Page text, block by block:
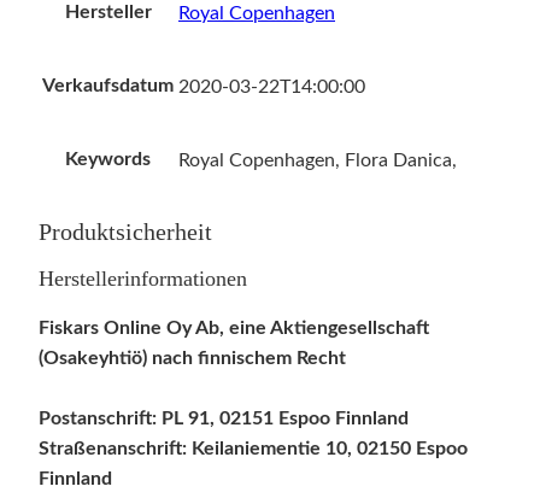
Hersteller Royal Copenhagen
Verkaufsdatum 2020-03-22T14:00:00
Keywords Royal Copenhagen, Flora Danica,
Produktsicherheit
Herstellerinformationen
Fiskars Online Oy Ab, eine Aktiengesellschaft
(Osakeyhtiö) nach finnischem Recht
Postanschrift: PL 91, 02151 Espoo Finnland
Straßenanschrift: Keilaniementie 10, 02150 Espoo
Finnland